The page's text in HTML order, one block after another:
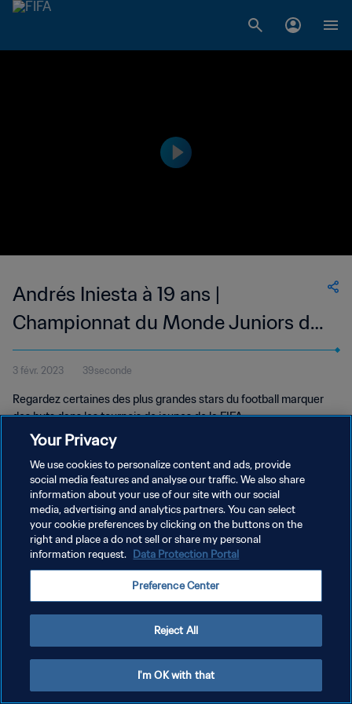
Andrés Iniesta à 19 ans |
Championnat du Monde Juniors de
la FIFA, EAU 2003™
3 févr. 2023 39seconde
Regardez certaines des plus grandes stars du football marquer
des buts dans les tournois de jeunes de la FIFA.
POLITIQUE DE CONFIDENTIALITÉ
CONDITIONS D'UTILISATION
GÉRER VOS PRÉFÉRENCES SUR LES COOKIES
Your Privacy
We use cookies to personalize content and ads, provide
social media features and analyse our traffic. We also share
information about your use of our site with our social
media, advertising and analytics partners. You can select
your cookie preferences by clicking on the buttons on the
right and place a do not sell or share my personal
information request. Data Protection Portal
Preference Center
Reject All
I'm OK with that